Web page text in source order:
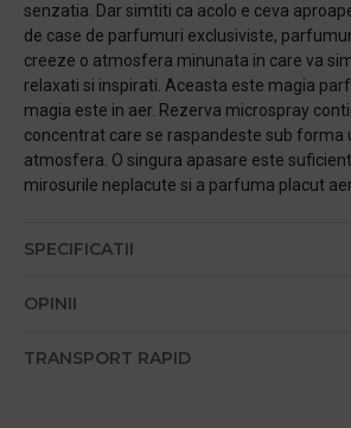
senzatia. Dar simtiti ca acolo e ceva
de case de parfumuri exclusiviste,
creeze o atmosfera minunata in care va
relaxati si inspirati. Aceasta este magia
magia este in aer. Rezerva microspray
concentrat care se raspandeste sub forma
atmosfera. O singura apasare este
mirosurile neplacute si a parfuma placut
SPECIFICATII
OPINII
TRANSPORT RAPID